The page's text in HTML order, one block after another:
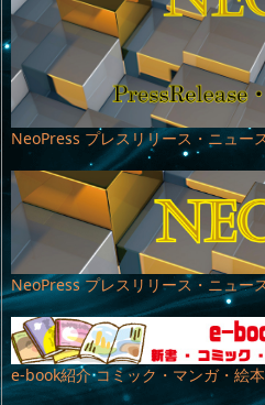
NeoPress プレスリリース・ニュー
NeoPress プレスリリース・ニュー
e-book紹介 コミック・マンガ・絵本